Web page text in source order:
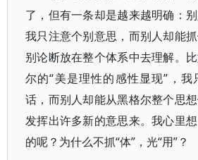
了，但有一条却是越来越明确：别
我只注意个别意思，而别人却能
别论断放在整个体系中去理解。
尔的“美是理性的感性显现”，我
话，而别人却能从黑格尔整个思
发挥出许多新的意思来。我心里
的呢？为什么不抓“体”，光“用”？